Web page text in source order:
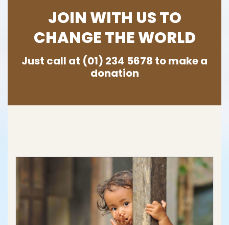
JOIN WITH US TO
CHANGE THE WORLD
Just call at (01) 234 5678 to make a
donation